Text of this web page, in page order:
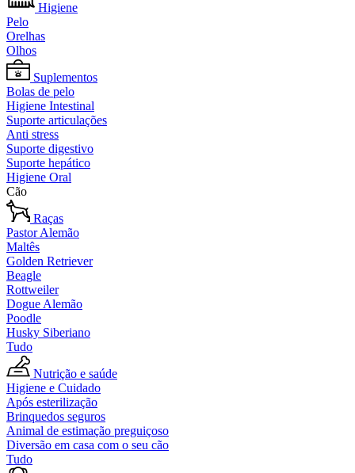
Higiene
Pelo
Orelhas
Olhos
Suplementos
Bolas de pelo
Higiene Intestinal
Suporte articulações
Anti stress
Suporte digestivo
Suporte hepático
Higiene Oral
Cão
Raças
Pastor Alemão
Maltês
Golden Retriever
Beagle
Rottweiler
Dogue Alemão
Poodle
Husky Siberiano
Tudo
Nutrição e saúde
Higiene e Cuidado
Após esterilização
Brinquedos seguros
Animal de estimação preguiçoso
Diversão em casa com o seu cão
Tudo